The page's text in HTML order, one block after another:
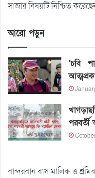
সাজার বিষয়টি নিশ্চিত
আরো পড়ুন
‘চবি
বান্দরবান বাস মালিক ও